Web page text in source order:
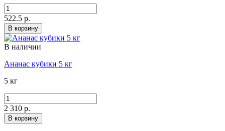
522.5 р.
В корзину
В наличии
Ананас кубики 5 кг
5 кг
2 310 р.
В корзину